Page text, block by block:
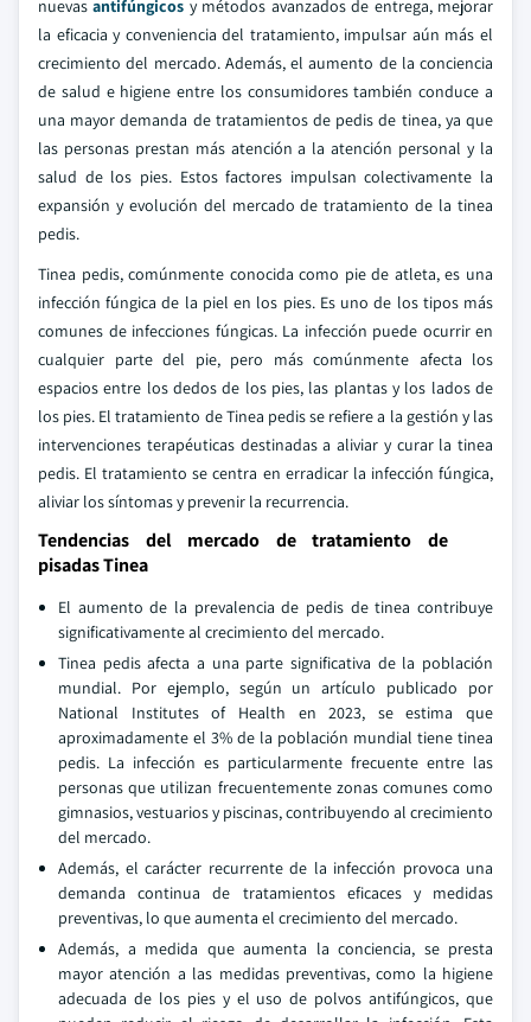
nuevasantifúngicos y métodos avanzados de entrega, mejorar
la eficacia y conveniencia del tratamiento, impulsar aún más el
crecimiento del mercado. Además, el aumento de la conciencia
de salud e higiene entre los consumidores también conduce a
una mayor demanda de tratamientos de pedis de tinea, ya que
las personas prestan más atención a la atención personal y la
salud de los pies. Estos factores impulsan colectivamente la
expansión y evolución del mercado de tratamiento de la tinea
pedis.
Tinea pedis, comúnmente conocida como pie de atleta, es una
infección fúngica de la piel en los pies. Es uno de los tipos más
comunes de infecciones fúngicas. La infección puede ocurrir en
cualquier parte del pie, pero más comúnmente afecta los
espacios entre los dedos de los pies, las plantas y los lados de
los pies. El tratamiento de Tinea pedis se refiere a la gestión y las
intervenciones terapéuticas destinadas a aliviar y curar la tinea
pedis. El tratamiento se centra en erradicar la infección fúngica,
aliviar los síntomas y prevenir la recurrencia.
Tendencias del mercado de tratamiento de
pisadas Tinea
El aumento de la prevalencia de pedis de tinea contribuye
significativamente al crecimiento del mercado.
Tinea pedis afecta a una parte significativa de la población
mundial. Por ejemplo, según un artículo publicado por
National Institutes of Health en 2023, se estima que
aproximadamente el 3% de la población mundial tiene tinea
pedis. La infección es particularmente frecuente entre las
personas que utilizan frecuentemente zonas comunes como
gimnasios, vestuarios y piscinas, contribuyendo al crecimiento
del mercado.
Además, el carácter recurrente de la infección provoca una
demanda continua de tratamientos eficaces y medidas
preventivas, lo que aumenta el crecimiento del mercado.
Además, a medida que aumenta la conciencia, se presta
mayor atención a las medidas preventivas, como la higiene
adecuada de los pies y el uso de polvos antifúngicos, que